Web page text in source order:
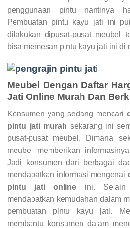
penggunaan pintu nantinya
Pembuatan pintu kayu jati ini
dilakukan dipusat-pusat meubel
bisa memesan pintu kayu jati ini di
Meubel Dengan Daftar
Jati Online Murah Dan
Konsumen yang sedang mencari
pintu jati murah sekarang ini
pusat-pusat meubel. Dimana
meubel memberikan
Jadi konsumen dari berbagai
mendapatkan informasi mengenai
pintu jati online ini. Selain
mendapatkan kemudahan dalam
pembuatan pintu kayu jati.
membantu konsumen dalam